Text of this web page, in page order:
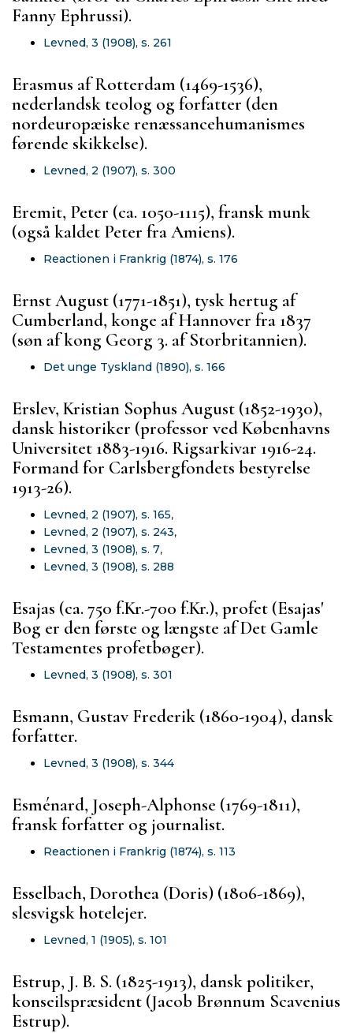
Fanny Ephrussi).
Levned, 3 (1908), s. 261
Erasmus af Rotterdam (1469-1536),
nederlandsk teolog og forfatter (den
nordeuropæiske renæssancehumanismes
førende skikkelse).
Levned, 2 (1907), s. 300
Eremit, Peter (ca. 1050-1115), fransk munk
(også kaldet Peter fra Amiens).
Reactionen i Frankrig (1874), s. 176
Ernst August (1771-1851), tysk hertug af
Cumberland, konge af Hannover fra 1837
(søn af kong Georg 3. af Storbritannien).
Det unge Tyskland (1890), s. 166
Erslev, Kristian Sophus August (1852-1930),
dansk historiker (professor ved Københavns
Universitet 1883-1916. Rigsarkivar 1916-24.
Formand for Carlsbergfondets bestyrelse
1913-26).
Levned, 2 (1907), s. 165,
Levned, 2 (1907), s. 243,
Levned, 3 (1908), s. 7,
Levned, 3 (1908), s. 288
Esajas (ca. 750 f.Kr.-700 f.Kr.), profet (Esajas'
Bog er den første og længste af Det Gamle
Testamentes profetbøger).
Levned, 3 (1908), s. 301
Esmann, Gustav Frederik (1860-1904), dansk
forfatter.
Levned, 3 (1908), s. 344
Esménard, Joseph-Alphonse (1769-1811),
fransk forfatter og journalist.
Reactionen i Frankrig (1874), s. 113
Esselbach, Dorothea (Doris) (1806-1869),
slesvigsk hotelejer.
Levned, 1 (1905), s. 101
Estrup, J. B. S. (1825-1913), dansk politiker,
konseilspræsident (Jacob Brønnum Scavenius
Estrup).